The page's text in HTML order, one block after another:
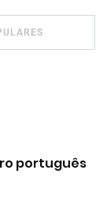
português